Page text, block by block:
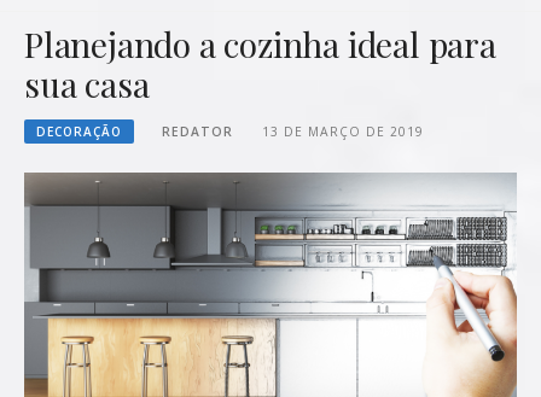
Planejando a cozinha ideal para
sua casa
DECORAÇÃO REDATOR 13 DE MARÇO DE 2019